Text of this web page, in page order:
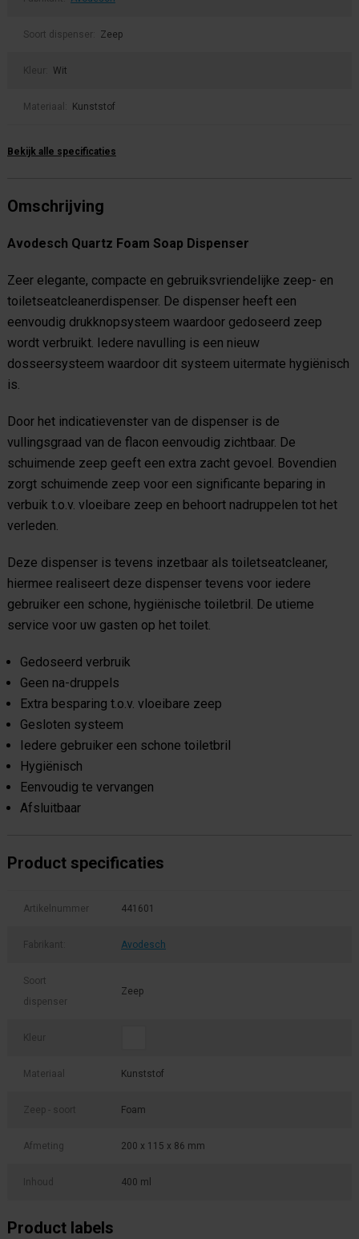
Soort dispenser: Zeep
Kleur: Wit
Materiaal: Kunststof
Bekijk alle specificaties
Omschrijving
Avodesch Quartz Foam Soap Dispenser
Zeer elegante, compacte en gebruiksvriendelijke zeep- en
toiletseatcleanerdispenser. De dispenser heeft een
eenvoudig drukknopsysteem waardoor gedoseerd zeep
wordt verbruikt. Iedere navulling is een nieuw
dosseersysteem waardoor dit systeem uitermate hygiënisch
is.
Door het indicatievenster van de dispenser is de
vullingsgraad van de flacon eenvoudig zichtbaar. De
schuimende zeep geeft een extra zacht gevoel. Bovendien
zorgt schuimende zeep voor een significante beparing in
verbuik t.o.v. vloeibare zeep en behoort nadruppelen tot het
verleden.
Deze dispenser is tevens inzetbaar als toiletseatcleaner,
hiermee realiseert deze dispenser tevens voor iedere
gebruiker een schone, hygiënische toiletbril. De utieme
service voor uw gasten op het toilet.
Gedoseerd verbruik
Geen na-druppels
Extra besparing t.o.v. vloeibare zeep
Gesloten systeem
Iedere gebruiker een schone toiletbril
Hygiënisch
Eenvoudig te vervangen
Afsluitbaar
Product specificaties
Artikelnummer 441601
Fabrikant: Avodesch
Soort
dispenser
Zeep
Kleur
Materiaal Kunststof
Zeep - soort Foam
Afmeting 200 x 115 x 86 mm
Inhoud 400 ml
Product labels